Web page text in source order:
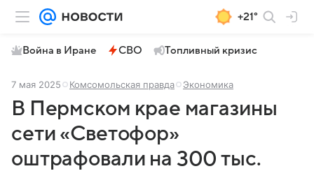
+21°
Война в Иране СВО Топливный кризис
7 мая 2025 Комсомольская правда Экономика
В Пермском крае магазины
сети «Светофор»
оштрафовали на 300 тыс.